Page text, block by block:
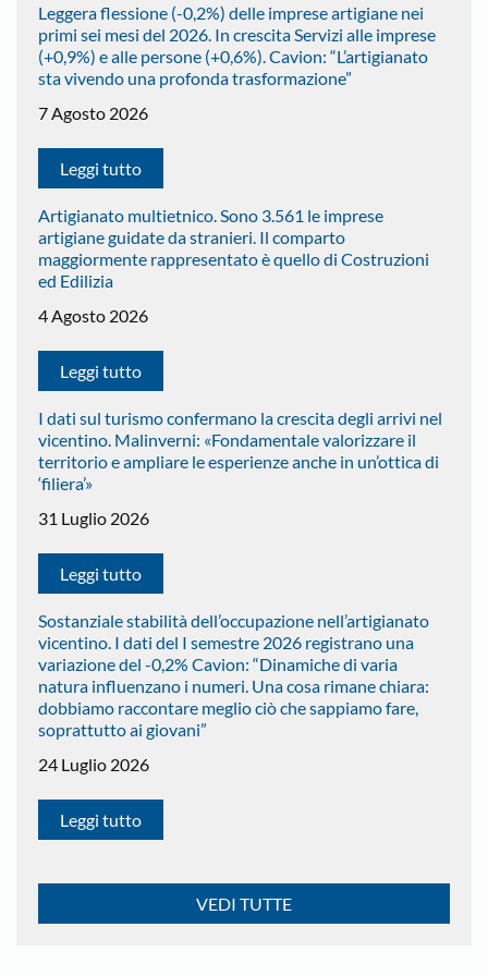
Leggera flessione (-0,2%) delle imprese artigiane nei
primi sei mesi del 2026. In crescita Servizi alle imprese
(+0,9%) e alle persone (+0,6%). Cavion: “L’artigianato
sta vivendo una profonda trasformazione”
7 Agosto 2026
Leggi tutto
Artigianato multietnico. Sono 3.561 le imprese
artigiane guidate da stranieri. Il comparto
maggiormente rappresentato è quello di Costruzioni
ed Edilizia
4 Agosto 2026
Leggi tutto
I dati sul turismo confermano la crescita degli arrivi nel
vicentino. Malinverni: «Fondamentale valorizzare il
territorio e ampliare le esperienze anche in un’ottica di
‘filiera’»
31 Luglio 2026
Leggi tutto
Sostanziale stabilità dell’occupazione nell’artigianato
vicentino. I dati del I semestre 2026 registrano una
variazione del -0,2% Cavion: “Dinamiche di varia
natura influenzano i numeri. Una cosa rimane chiara:
dobbiamo raccontare meglio ciò che sappiamo fare,
soprattutto ai giovani”
24 Luglio 2026
Leggi tutto
VEDI TUTTE